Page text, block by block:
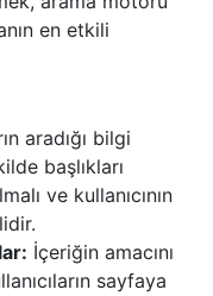
en etkili
aradığı bilgi
başlıkları
ve kullanıcının
İçeriğin amacını
sayfaya